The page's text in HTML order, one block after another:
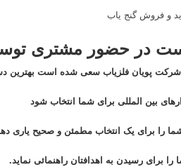
و فروش گنج یاب
در حضور مشتری
پویان فلزیاب سعی شده است بهترین
بین المللی برای شما انتخاب شود
را برای یک انتخاب مطمئن و صحیح یاری
را برای رسیدن به اهدافتان راهنمائی نماید.